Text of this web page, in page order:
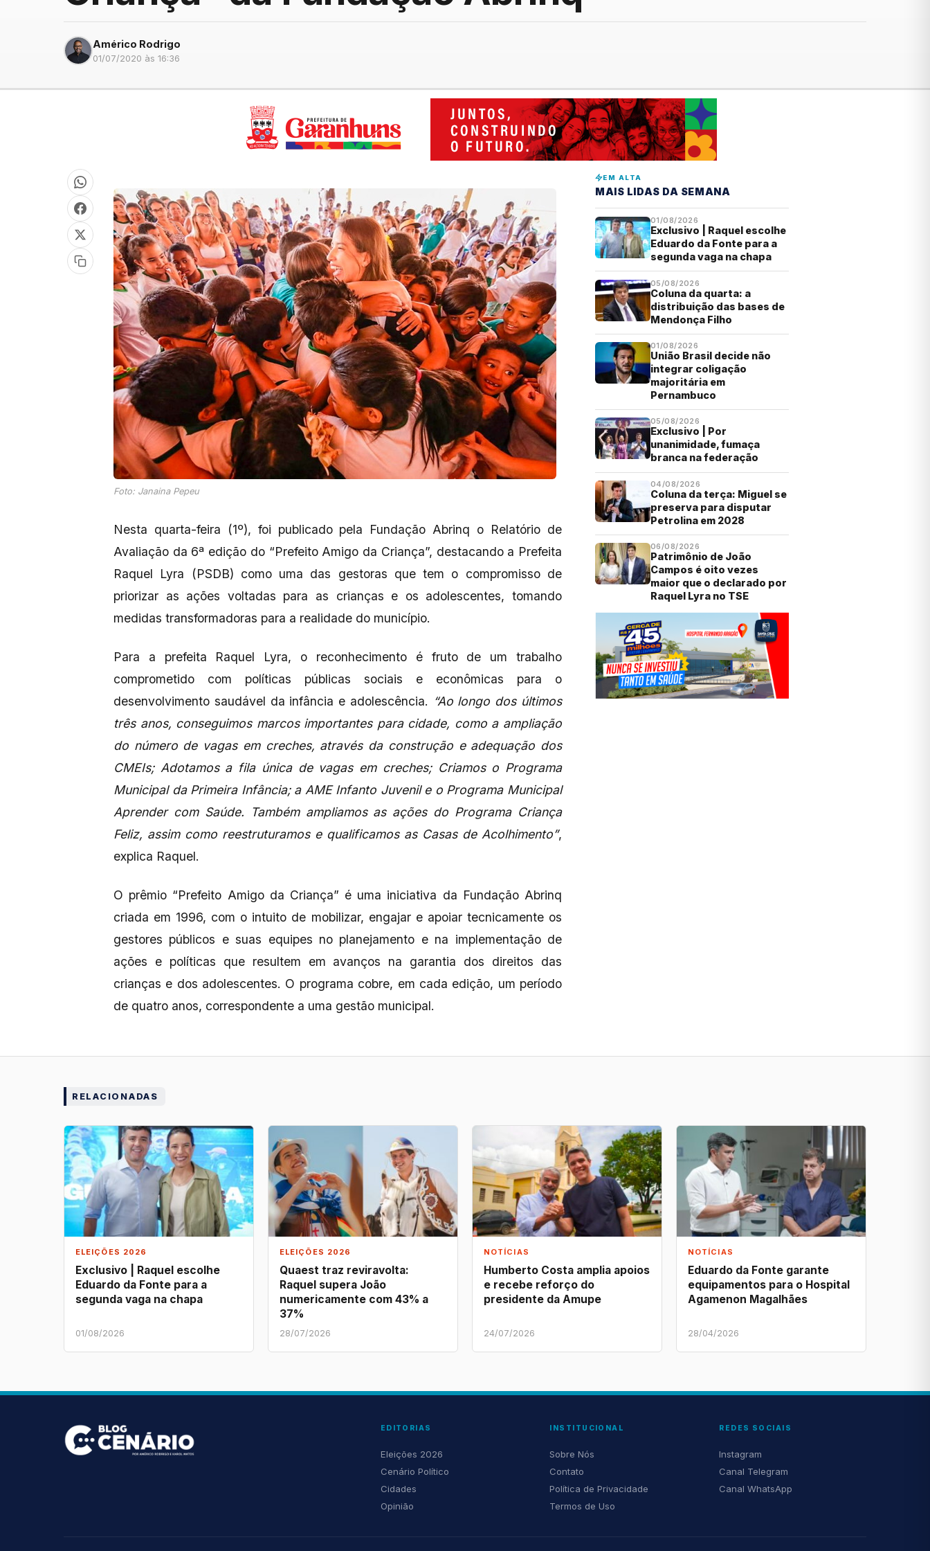
Américo Rodrigo
01/07/2020 às 16:36
Foto: Janaina Pepeu
Nesta quarta-feira (1º), foi publicado pela Fundação Abrinq o Relatório de
Avaliação da 6ª edição do “Prefeito Amigo da Criança”, destacando a Prefeita
Raquel Lyra (PSDB) como uma das gestoras que tem o compromisso de
priorizar as ações voltadas para as crianças e os adolescentes, tomando
medidas transformadoras para a realidade do município.
Para a prefeita Raquel Lyra, o reconhecimento é fruto de um trabalho
comprometido com políticas públicas sociais e econômicas para o
desenvolvimento saudável da infância e adolescência. “Ao longo dos últimos
três anos, conseguimos marcos importantes para cidade, como a ampliação
do número de vagas em creches, através da construção e adequação dos
CMEIs; Adotamos a fila única de vagas em creches; Criamos o Programa
Municipal da Primeira Infância; a AME Infanto Juvenil e o Programa Municipal
Aprender com Saúde. Também ampliamos as ações do Programa Criança
Feliz, assim como reestruturamos e qualificamos as Casas de Acolhimento”,
explica Raquel.
O prêmio “Prefeito Amigo da Criança” é uma iniciativa da Fundação Abrinq
criada em 1996, com o intuito de mobilizar, engajar e apoiar tecnicamente os
gestores públicos e suas equipes no planejamento e na implementação de
ações e políticas que resultem em avanços na garantia dos direitos das
crianças e dos adolescentes. O programa cobre, em cada edição, um período
de quatro anos, correspondente a uma gestão municipal.
EM ALTA
MAIS LIDAS DA SEMANA
01/08/2026
Exclusivo | Raquel escolhe
Eduardo da Fonte para a
segunda vaga na chapa
05/08/2026
Coluna da quarta: a
distribuição das bases de
Mendonça Filho
01/08/2026
União Brasil decide não
integrar coligação
majoritária em
Pernambuco
05/08/2026
Exclusivo | Por
unanimidade, fumaça
branca na federação
04/08/2026
Coluna da terça: Miguel se
preserva para disputar
Petrolina em 2028
06/08/2026
Patrimônio de João
Campos é oito vezes
maior que o declarado por
Raquel Lyra no TSE
RELACIONADAS
ELEIÇÕES 2026
Exclusivo | Raquel escolhe
Eduardo da Fonte para a
segunda vaga na chapa
01/08/2026
ELEIÇÕES 2026
Quaest traz reviravolta:
Raquel supera João
numericamente com 43% a
37%
28/07/2026
NOTÍCIAS
Humberto Costa amplia apoios
e recebe reforço do
presidente da Amupe
24/07/2026
NOTÍCIAS
Eduardo da Fonte garante
equipamentos para o Hospital
Agamenon Magalhães
28/04/2026
EDITORIAS
Eleições 2026
Cenário Político
Cidades
Opinião
INSTITUCIONAL
Sobre Nós
Contato
Política de Privacidade
Termos de Uso
REDES SOCIAIS
Instagram
Canal Telegram
Canal WhatsApp